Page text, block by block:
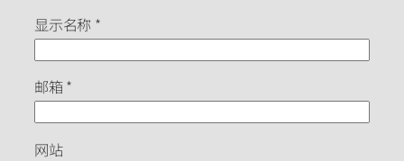
显示名称 *
邮箱*
网站